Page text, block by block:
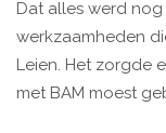
Dat alles werd
werkzaamheden
Leien. Het zorgde
met BAM moest